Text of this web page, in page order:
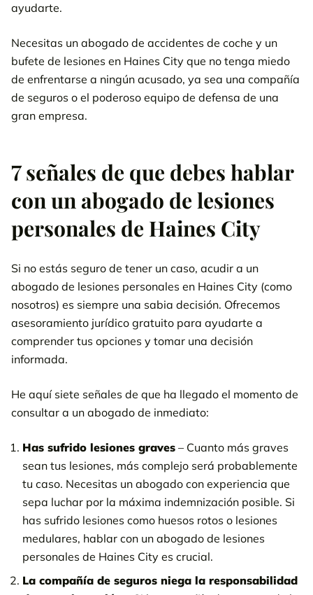
ayudarte.
Necesitas un abogado de accidentes de coche y un
bufete de lesiones en Haines City que no tenga miedo
de enfrentarse a ningún acusado, ya sea una compañía
de seguros o el poderoso equipo de defensa de una
gran empresa.
7 señales de que debes hablar
con un abogado de lesiones
personales de Haines City
Si no estás seguro de tener un caso, acudir a un
abogado de lesiones personales en Haines City (como
nosotros) es siempre una sabia decisión. Ofrecemos
asesoramiento jurídico gratuito para ayudarte a
comprender tus opciones y tomar una decisión
informada.
He aquí siete señales de que ha llegado el momento de
consultar a un abogado de inmediato:
Has sufrido lesiones graves – Cuanto más graves
sean tus lesiones, más complejo será probablemente
tu caso. Necesitas un abogado con experiencia que
sepa luchar por la máxima indemnización posible. Si
has sufrido lesiones como huesos rotos o lesiones
medulares, hablar con un abogado de lesiones
personales de Haines City es crucial.
La compañía de seguros niega la responsabilidad